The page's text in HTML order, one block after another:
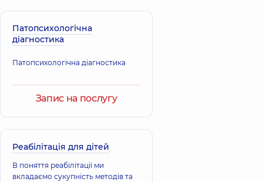
Патопсихологічна
діагностика
Патопсихологічна діагностика
Запис на послугу
Реабілітація для дітей
В поняття реабілітації ми
вкладаємо сукупність методів та